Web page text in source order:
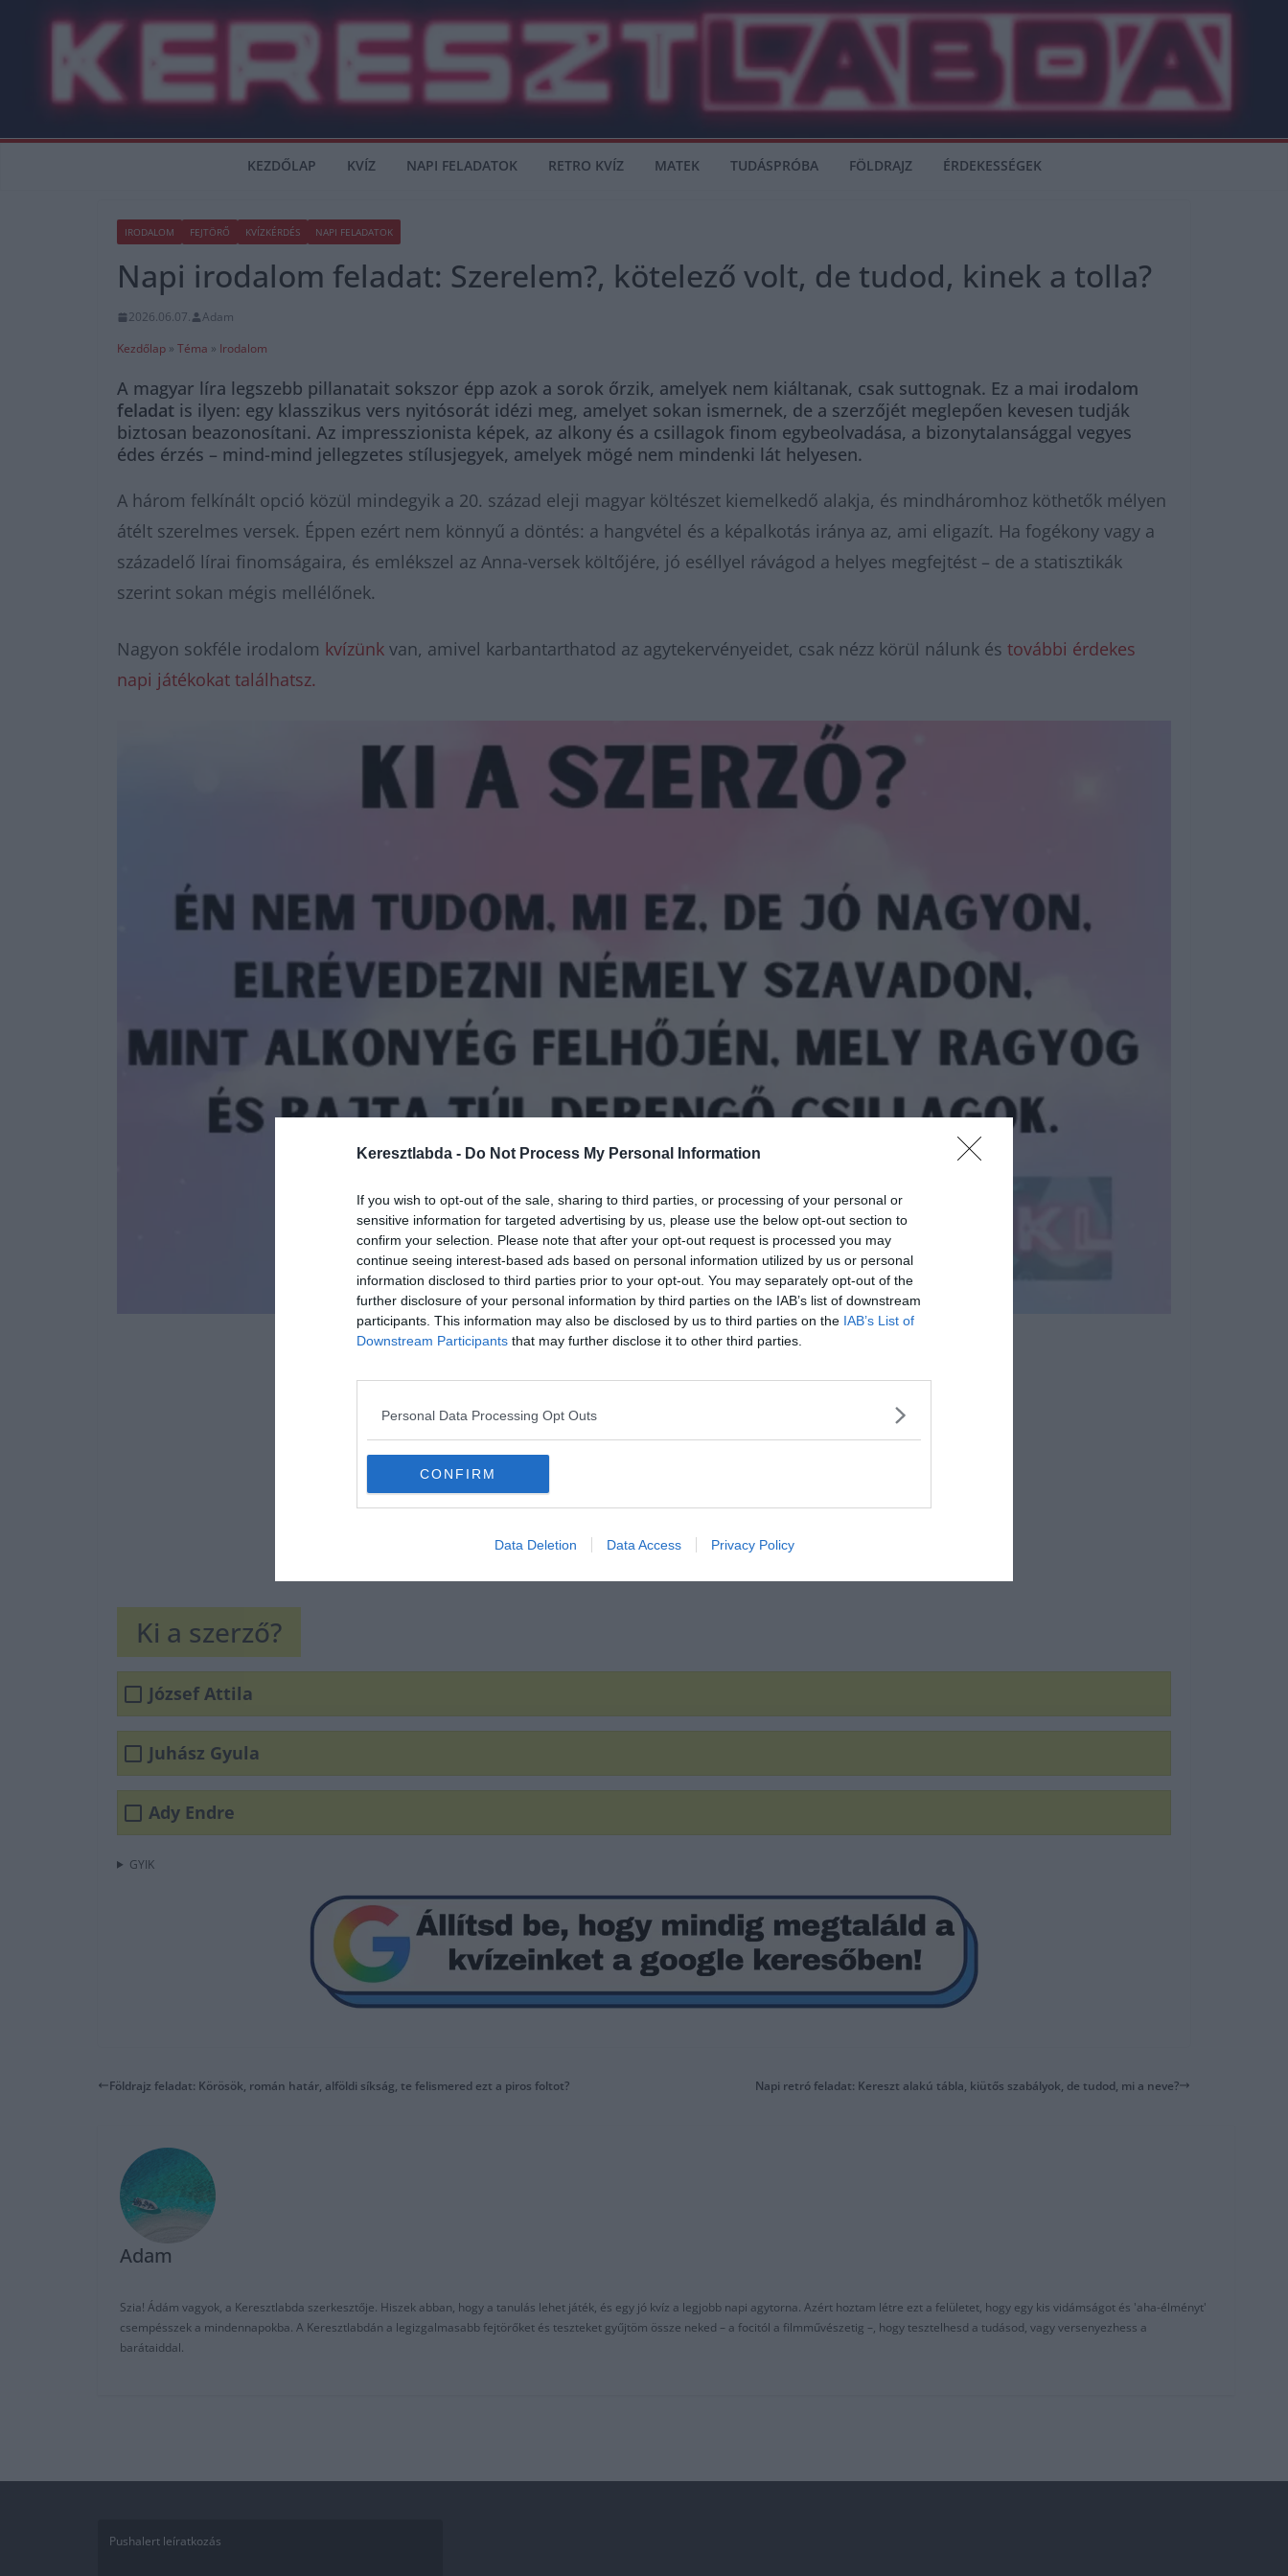
Keresztlabda - Do Not Process My Personal Information
If you wish to opt-out of the sale, sharing to third parties, or processing of your personal or
sensitive information for targeted advertising by us, please use the below opt-out section to
confirm your selection. Please note that after your opt-out request is processed you may
continue seeing interest-based ads based on personal information utilized by us or personal
information disclosed to third parties prior to your opt-out. You may separately opt-out of the
further disclosure of your personal information by third parties on the IAB’s list of downstream
participants. This information may also be disclosed by us to third parties on the IAB’s List of
Downstream Participants that may further disclose it to other third parties.
Personal Data Processing Opt Outs
CONFIRM
Data Deletion Data Access Privacy Policy
KEZDŐLAP KVÍZ NAPI FELADATOK RETRO KVÍZ MATEK TUDÁSPRÓBA FÖLDRAJZ ÉRDEKESSÉGEK
IRODALOM FEJTÖRŐ KVÍZKÉRDÉS NAPI FELADATOK
Napi irodalom feladat: Szerelem?, kötelező volt, de tudod, kinek a tolla?
2026.06.07.
Adam
Kezdőlap » Téma » Irodalom
A magyar líra legszebb pillanatait sokszor épp azok a sorok őrzik, amelyek nem kiáltanak, csak suttognak. Ez a mai irodalom
feladat is ilyen: egy klasszikus vers nyitósorát idézi meg, amelyet sokan ismernek, de a szerzőjét meglepően kevesen tudják
biztosan beazonosítani. Az impresszionista képek, az alkony és a csillagok finom egybeolvadása, a bizonytalansággal vegyes
édes érzés – mind-mind jellegzetes stílusjegyek, amelyek mögé nem mindenki lát helyesen.
A három felkínált opció közül mindegyik a 20. század eleji magyar költészet kiemelkedő alakja, és mindháromhoz köthetők mélyen
átélt szerelmes versek. Éppen ezért nem könnyű a döntés: a hangvétel és a képalkotás iránya az, ami eligazít. Ha fogékony vagy a
századelő lírai finomságaira, és emlékszel az Anna-versek költőjére, jó eséllyel rávágod a helyes megfejtést – de a statisztikák
szerint sokan mégis mellélőnek.
Nagyon sokféle irodalom kvízünk van, amivel karbantarthatod az agytekervényeidet, csak nézz körül nálunk és további érdekes
napi játékokat találhatsz.
Ki a szerző?
József Attila
Juhász Gyula
Ady Endre
GYIK
Földrajz feladat: Körösök, román határ, alföldi síkság, te felismered ezt a piros foltot? Napi retró feladat: Kereszt alakú tábla, kiütős szabályok, de tudod, mi a neve?
Adam
Szia! Ádám vagyok, a Keresztlabda szerkesztője. Hiszek abban, hogy a tanulás lehet játék, és egy jó kvíz a legjobb napi agytorna. Azért hoztam létre ezt a felületet, hogy egy kis vidámságot és 'aha-élményt'
csempésszek a mindennapokba. A Keresztlabdán a legizgalmasabb fejtörőket és teszteket gyűjtöm össze neked – a focitól a filmművészetig –, hogy tesztelhesd a tudásod, vagy versenyezhess a
barátaiddal.
Pushalert leíratkozás